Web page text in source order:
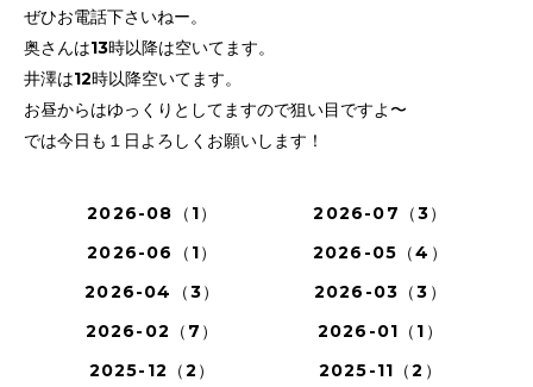
ぜひお電話下さいねー。
奥さんは13時以降は空いてます。
井澤は12時以降空いてます。
お昼からはゆっくりとしてますので狙い目ですよ〜
では今日も１日よろしくお願いします！
2026-08（1）
2026-07（3）
2026-06（1）
2026-05（4）
2026-04（3）
2026-03（3）
2026-02（7）
2026-01（1）
2025-12（2）
2025-11（2）